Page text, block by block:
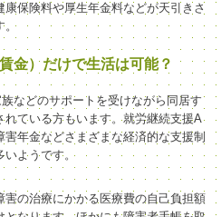
保険料や厚生年金料などが天引きさ
。
金）だけで生活は可能？
などのサポートを受けながら同居す
ている方もいます。就労継続支援A
年金などさまざまな経済的な支援制
いようです。
の治療にかかる医療費の自己負担額